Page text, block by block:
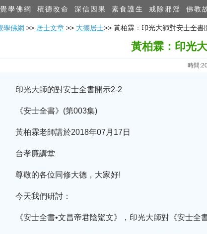
學佛網 積德改命 深信因果 素食護生 戒除邪淫 佛教
學佛網 >> 居士文章 >> 大德居士>> 黃柏霖：印光大師對安士全書
黃柏霖：印光
時間
印光大師的對安士全書開示2-2
《安士全書》(第003集)
黃柏霖老師講於2018年07月17日
台孝廉講堂
尊敬的各位同修大德，大家好!
今天我們研討：
《安士全書•文昌帝君陰騭文》，印光大師對《安士全